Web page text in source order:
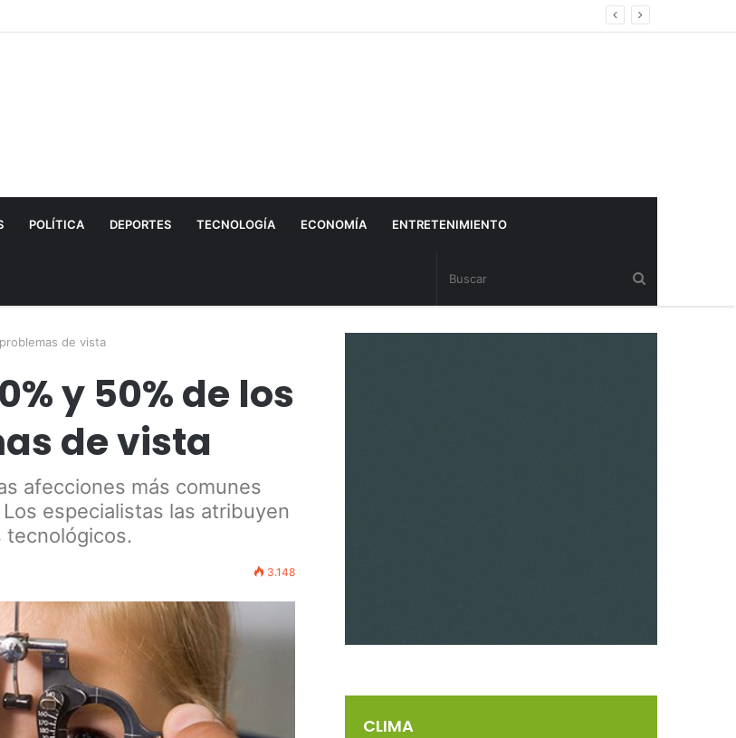
B
POLÍTICA DEPORTES TECNOLOGÍA ECONOMÍA ENTRETENIMIENTO
de vista
y 50% de los
de vista
afecciones más comunes
especialistas las atribuyen
tecnológicos.
3.148
CLIMA